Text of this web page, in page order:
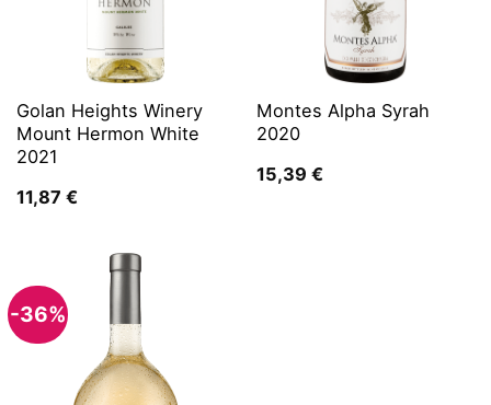
Golan Heights Winery
Mount Hermon White
2021
11,87 €
Montes Alpha Syrah
2020
15,39 €
-36%